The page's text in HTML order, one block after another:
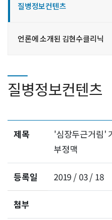
질병정보컨텐츠
언론에 소개된 김현수클리닉
질병정보컨텐츠
제목
'심장두근거림'
부정맥
등록일 2019 / 03 / 18
첨부